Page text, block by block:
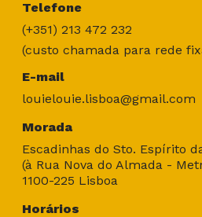
Telefone
(+351) 213 472 232
(custo chamada para rede
E-mail
louielouie.lisboa@gmail.com
Morada
Escadinhas do Sto. Espírito
(à Rua Nova do Almada -
1100-225 Lisboa
Horários